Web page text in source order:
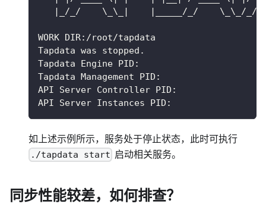
|_/_/    \_\_|    |_____/_/    \_\_/_/
WORK DIR:/root/tapdata
Tapdata was stopped.
Tapdata Engine PID:
Tapdata Management PID:
API Server Controller PID:
API Server Instances PID:
如上述示例所示，服务处于停止状态，此时可执行
./tapdata start 启动相关服务。
同步性能较差，如何排查？